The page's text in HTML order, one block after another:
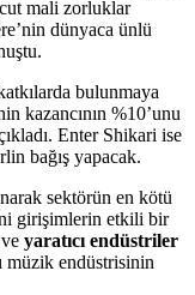
mali zorluklar
dünyaca ünlü
bulunmaya
kazancının %10’unu
Enter Shikari ise
bağış yapacak.
sektörün en kötü
girişimlerin etkili bir
ve yaratıcı endüstriler
müzik endüstrisinin